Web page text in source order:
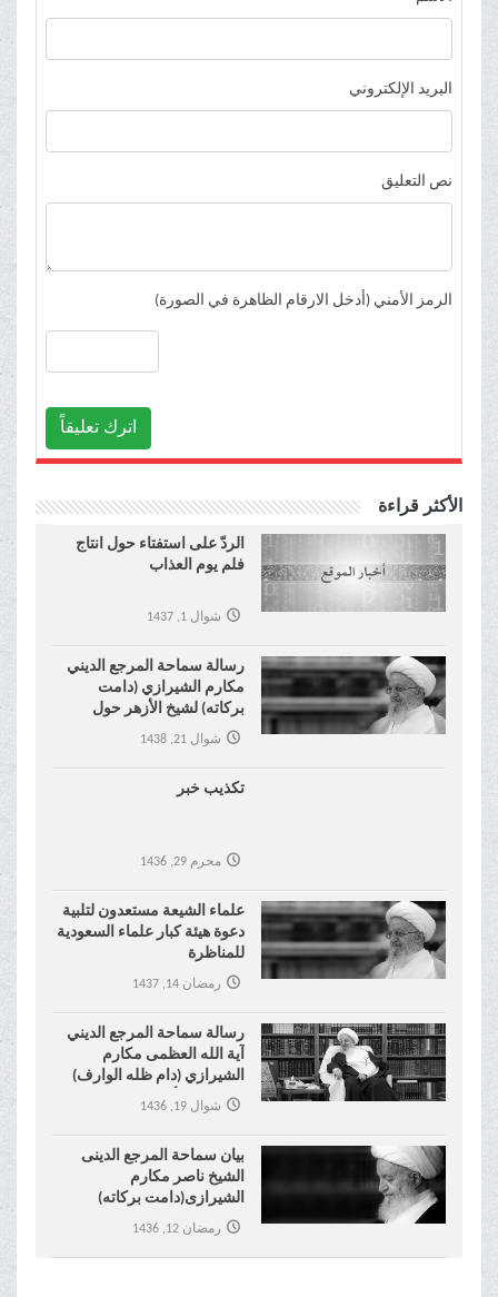
البريد الإلكتروني
نص التعليق
الرمز الأمني (أدخل الارقام الظاهرة في الصورة)
اترك تعليقاً
الأكثر قراءة
الردّ على استفتاء حول انتاج
فلم يوم العذاب
شوال 1, 1437
رسالة سماحة المرجع الديني
مكارم الشيرازي (دامت
بركاته) لشيخ الأزهر حول
موضوع نكاح المتعة !
شوال 21, 1438
تكذيب خبر
محرم 29, 1436
علماء الشيعة مستعدون لتلبية
دعوة هيئة كبار علماء السعودية
للمناظرة
رمضان 14, 1437
رسالة سماحة المرجع الديني
آية الله العظمى مكارم
الشيرازي (دام ظله الوارف)
إلى شيخ الأزهر
شوال 19, 1436
بیان سماحة المرجع الدینی
الشیخ ناصر مکارم
الشیرازی(دامت برکاته)
بمناسبة التفجیر الاجرامي في
مسجد الإمام الصادق في
الکویت
رمضان 12, 1436